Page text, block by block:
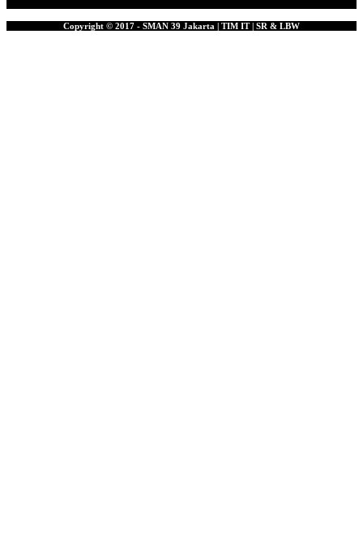
Copyright © 2017 - SMAN 39 Jakarta | TIM IT | SR & LBW